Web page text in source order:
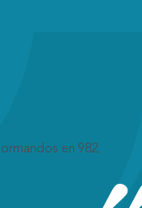
en 982.